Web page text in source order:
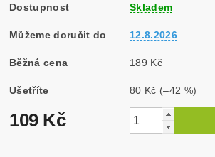
Dostupnost Skladem
Můžeme doručit do 12.8.2026
Běžná cena 189 Kč
Ušetříte 80 Kč (–42 %)
109 Kč